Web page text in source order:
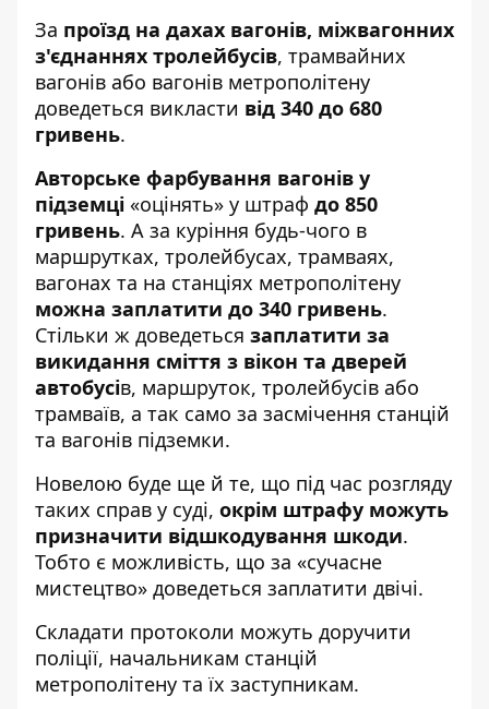
За проїзд на дахах вагонів, міжвагонних
з'єднаннях тролейбусів, трамвайних
вагонів або вагонів метрополітену
доведеться викласти від 340 до 680
гривень.
Авторське фарбування вагонів у
підземці «оцінять» у штраф до 850
гривень. А за куріння будь-чого в
маршрутках, тролейбусах, трамваях,
вагонах та на станціях метрополітену
можна заплатити до 340 гривень.
Стільки ж доведеться заплатити за
викидання сміття з вікон та дверей
автобусів, маршруток, тролейбусів або
трамваїв, а так само за засмічення станцій
та вагонів підземки.
Новелою буде ще й те, що під час розгляду
таких справ у суді, окрім штрафу можуть
призначити відшкодування шкоди.
Тобто є можливість, що за «сучасне
мистецтво» доведеться заплатити двічі.
Складати протоколи можуть доручити
поліції, начальникам станцій
метрополітену та їх заступникам.